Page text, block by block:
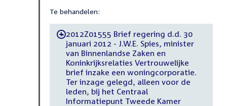
Te behandelen:
-2012Z01555 Brief regering d.d. 30
januari 2012 - J.W.E. Spies, minister
van Binnenlandse Zaken en
Koninkrijksrelaties Vertrouwelijke
brief inzake een woningcorporatie.
Ter inzage gelegd, alleen voor de
leden, bij het Centraal
Informatiepunt Tweede Kamer